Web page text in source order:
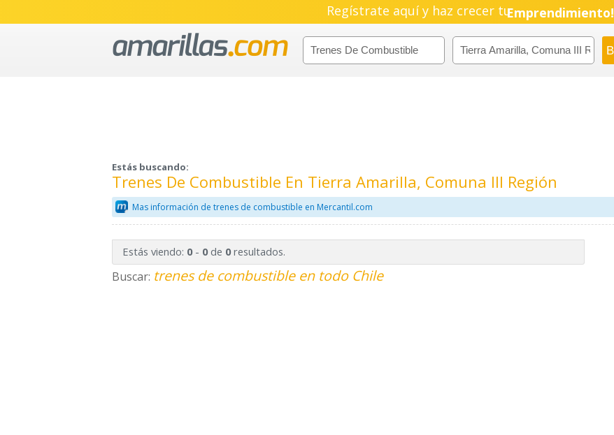
Regístrate aquí y haz crecer tuEmprendimiento!
Estás buscando:
Trenes De Combustible En Tierra Amarilla, Comuna III Región
Mas información de trenes de combustible en Mercantil.com
Estás viendo: 0- 0de 0resultados.
Buscar: trenes de combustible en todo Chile